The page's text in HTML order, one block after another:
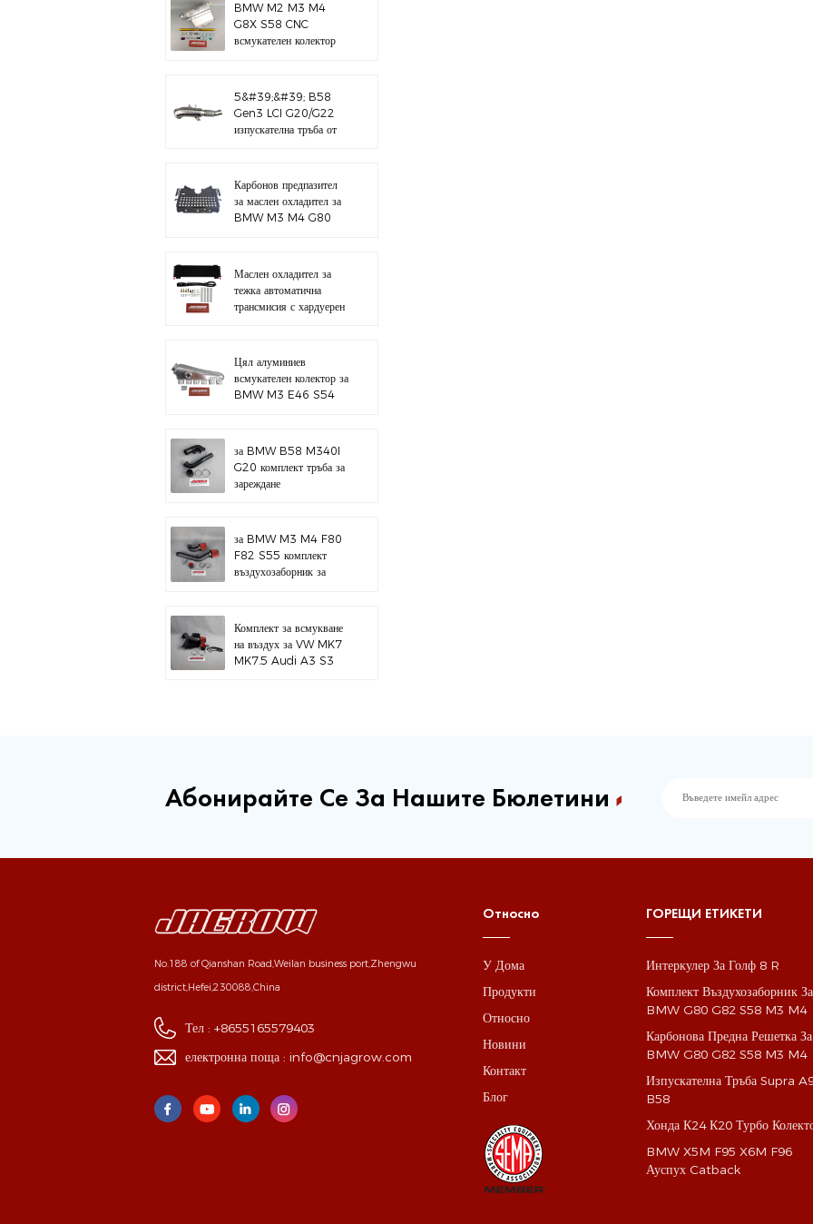
BMW M2 M3 M4
G8X S58 CNC
всмукателен колектор
5&#39;&#39; B58
Gen3 LCI G20/G22
изпускателна тръба от
Карбонов предпазител
за маслен охладител за
BMW M3 M4 G80
Маслен охладител за
тежка автоматична
трансмисия с хардуерен
Цял алуминиев
всмукателен колектор за
BMW M3 E46 S54
за BMW B58 M340I
G20 комплект тръба за
зареждане
за BMW M3 M4 F80
F82 S55 комплект
въздухозаборник за
Комплект за всмукване
на въздух за VW MK7
MK7.5 Audi A3 S3
Абонирайте Се За Нашите Бюлетини
No.188 of Qianshan Road,Weilan business port,Zhengwu
district,Hefei,230088,China
Тел :+8655165579403
електронна поща :info@cnjagrow.com
Относно
У Дома
Продукти
Относно
Новини
Контакт
Блог
ГОРЕЩИ ЕТИКЕТИ
Интеркулер За Голф 8 R
Комплект Въздухозаборник За
BMW G80 G82 S58 M3 M4
Карбонова Предна Решетка За
BMW G80 G82 S58 M3 M4
Изпускателна Тръба Supra
B58
Хонда К24 К20 Турбо
BMW X5M F95 X6M F96
Ауспух Catback